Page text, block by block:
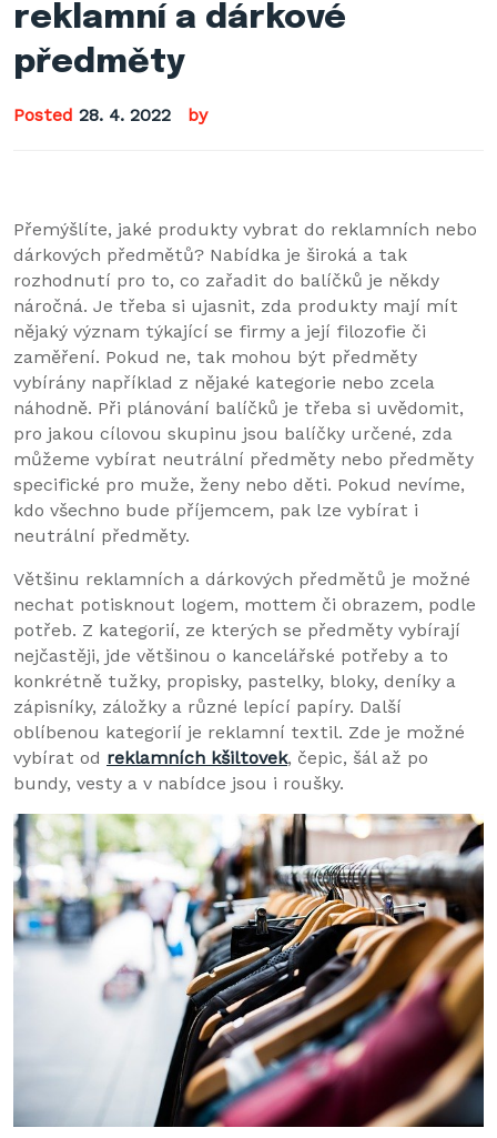
reklamní a dárkové
předměty
Posted 28. 4. 2022 by
Přemýšlíte, jaké produkty vybrat do reklamních nebo
dárkových předmětů? Nabídka je široká a tak
rozhodnutí pro to, co zařadit do balíčků je někdy
náročná. Je třeba si ujasnit, zda produkty mají mít
nějaký význam týkající se firmy a její filozofie či
zaměření. Pokud ne, tak mohou být předměty
vybírány například z nějaké kategorie nebo zcela
náhodně. Při plánování balíčků je třeba si uvědomit,
pro jakou cílovou skupinu jsou balíčky určené, zda
můžeme vybírat neutrální předměty nebo předměty
specifické pro muže, ženy nebo děti. Pokud nevíme,
kdo všechno bude příjemcem, pak lze vybírat i
neutrální předměty.
Většinu reklamních a dárkových předmětů je možné
nechat potisknout logem, mottem či obrazem, podle
potřeb. Z kategorií, ze kterých se předměty vybírají
nejčastěji, jde většinou o kancelářské potřeby a to
konkrétně tužky, propisky, pastelky, bloky, deníky a
zápisníky, záložky a různé lepící papíry. Další
oblíbenou kategorií je reklamní textil. Zde je možné
vybírat od reklamních kšiltovek, čepic, šál až po
bundy, vesty a v nabídce jsou i roušky.